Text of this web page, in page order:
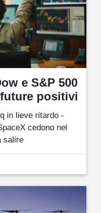
e S&P 500
positivi
in lieve ritardo -
cedono nel
salire